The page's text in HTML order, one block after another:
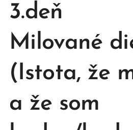
3.deň
Milované
(Istota, že
a že som